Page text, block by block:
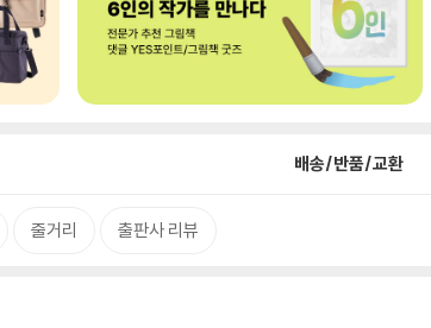
배송/반품/교환
줄거리 출판사 리뷰